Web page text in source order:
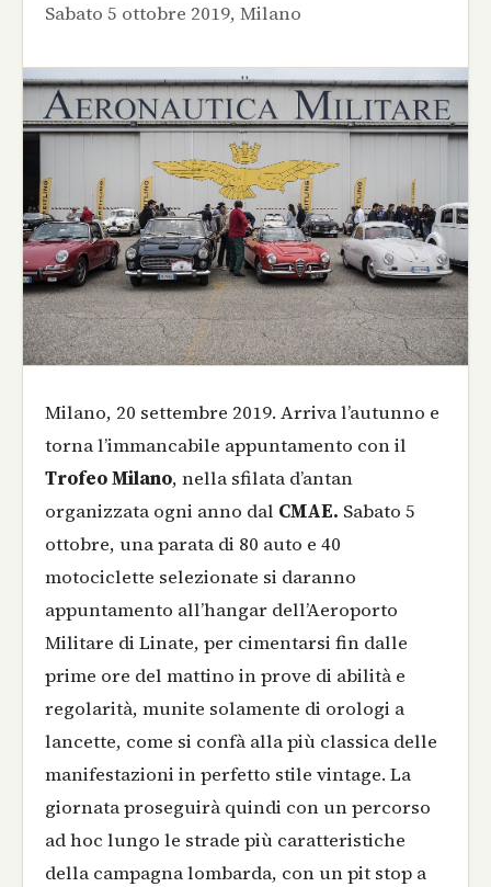
Sabato 5 ottobre 2019, Milano
Milano, 20 settembre 2019. Arriva l’autunno e
torna l’immancabile appuntamento con il
Trofeo Milano, nella sfilata d’antan
organizzata ogni anno dal CMAE. Sabato 5
ottobre, una parata di 80 auto e 40
motociclette selezionate si daranno
appuntamento all’hangar dell’Aeroporto
Militare di Linate, per cimentarsi fin dalle
prime ore del mattino in prove di abilità e
regolarità, munite solamente di orologi a
lancette, come si confà alla più classica delle
manifestazioni in perfetto stile vintage. La
giornata proseguirà quindi con un percorso
ad hoc lungo le strade più caratteristiche
della campagna lombarda, con un pit stop a